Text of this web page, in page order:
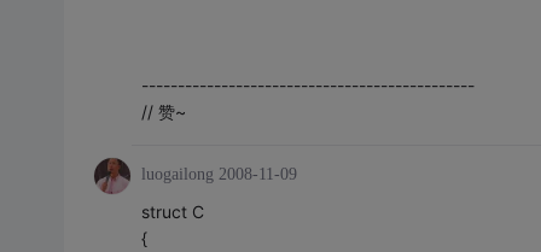
----------------------------------------------
// 赞~
luogailong 2008-11-09
struct C
{